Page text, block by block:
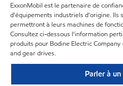
ExxonMobil est le partenaire de
d'équipements industriels d'origine. Ils
permettront à leurs machines de
Consultez ci-dessous l'information
produits pour Bodine Electric
and gear drives.
Parler à